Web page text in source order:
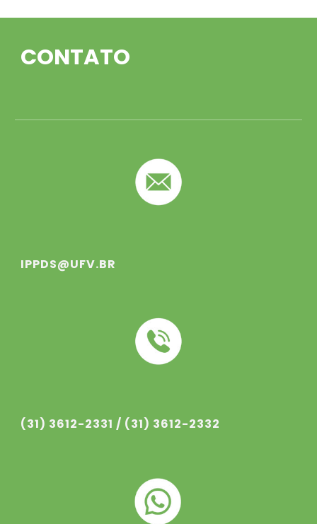
CONTATO
IPPDS@UFV.BR
(31) 3612-2331 / (31) 3612-2332